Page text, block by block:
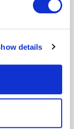
details